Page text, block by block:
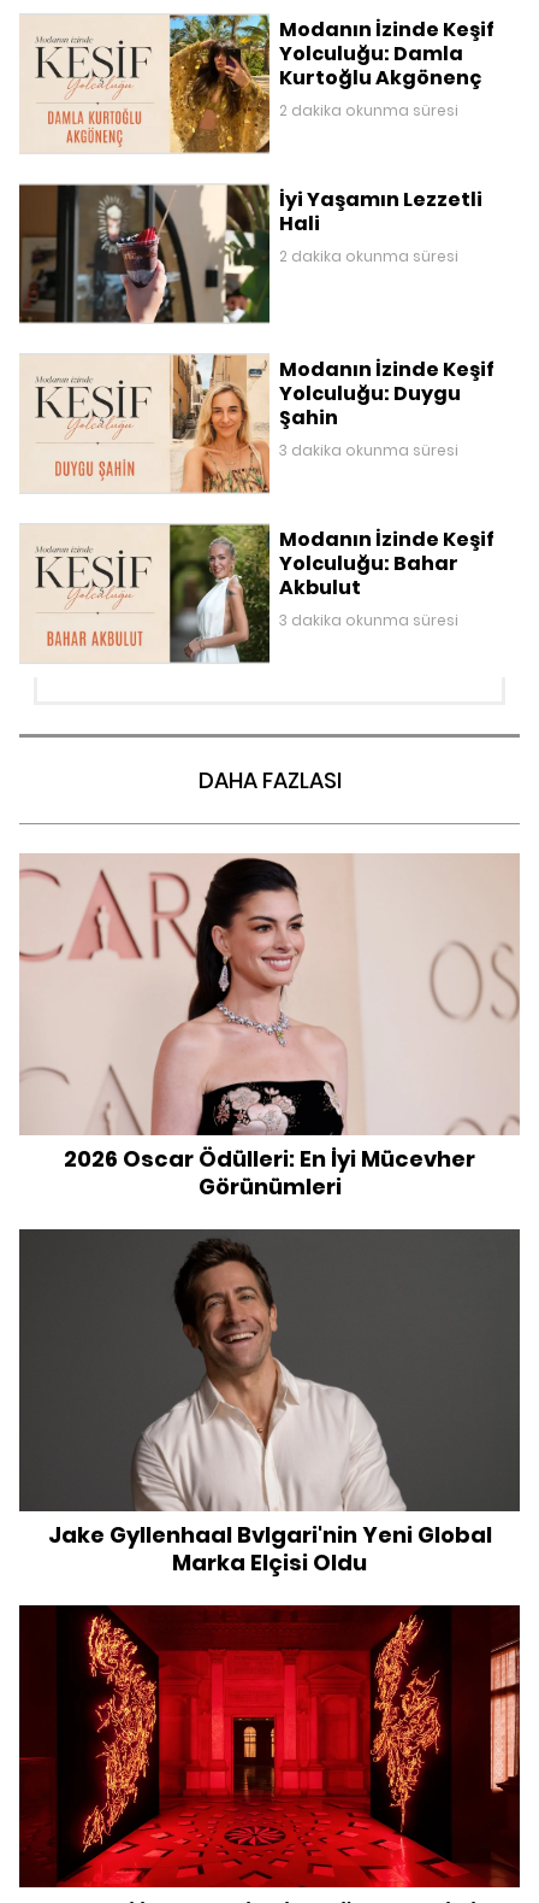
Modanın İzinde Keşif
Yolculuğu: Damla
Kurtoğlu Akgönenç
2 dakika okunma süresi
İyi Yaşamın Lezzetli
Hali
2 dakika okunma süresi
Modanın İzinde Keşif
Yolculuğu: Duygu
Şahin
3 dakika okunma süresi
Modanın İzinde Keşif
Yolculuğu: Bahar
Akbulut
3 dakika okunma süresi
DAHA FAZLASI
2026 Oscar Ödülleri: En İyi Mücevher
Görünümleri
Jake Gyllenhaal Bvlgari'nin Yeni Global
Marka Elçisi Oldu